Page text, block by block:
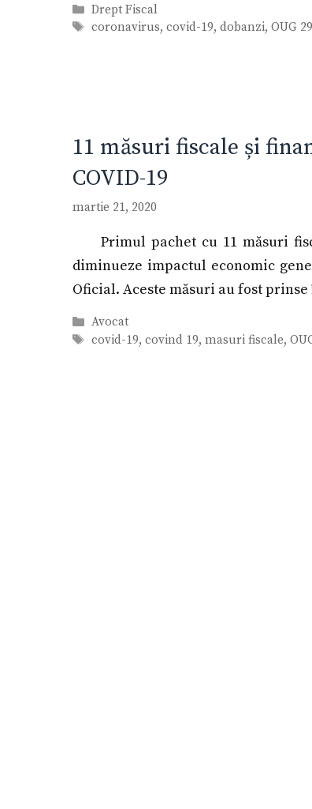
Categorii
Drept Fiscal
Etichete
coronavirus,covid-19,dobanzi,OUG
11 măsuri fiscale și
COVID-19
martie 21, 2020
Primul pachet cu 11 măsuri
diminueze impactul economic
Oficial. Aceste măsuri au fost prinse
Categorii
Avocat
Etichete
covid-19,covind 19,masuri fiscale,